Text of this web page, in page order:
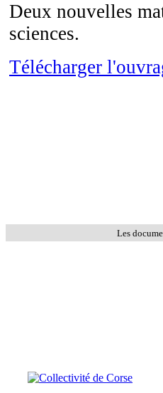
Deux nouvelles
sciences.
Télécharger
Les